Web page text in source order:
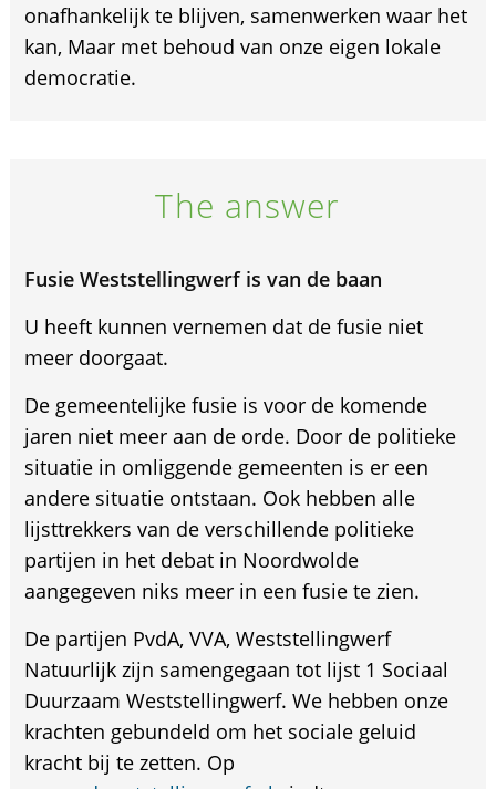
onafhankelijk te blijven, samenwerken waar het
kan, Maar met behoud van onze eigen lokale
democratie.
The answer
Fusie Weststellingwerf is van de baan
U heeft kunnen vernemen dat de fusie niet
meer doorgaat.
De gemeentelijke fusie is voor de komende
jaren niet meer aan de orde. Door de politieke
situatie in omliggende gemeenten is er een
andere situatie ontstaan. Ook hebben alle
lijsttrekkers van de verschillende politieke
partijen in het debat in Noordwolde
aangegeven niks meer in een fusie te zien.
De partijen PvdA, VVA, Weststellingwerf
Natuurlijk zijn samengegaan tot lijst 1 Sociaal
Duurzaam Weststellingwerf. We hebben onze
krachten gebundeld om het sociale geluid
kracht bij te zetten. Op